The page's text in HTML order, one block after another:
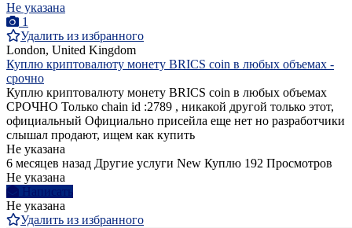
Не указана
1
Удалить из избранного
London, United Kingdom
Куплю криптовалюту монету BRICS coin в любых объемах -
срочно
Куплю криптовалюту монету BRICS coin в любых объемах
СРОЧНО Только chain id :2789 , никакой другой только этот,
официальный Официально присейла еще нет но разработчики
слышал продают, ищем как купить
Не указана
6 месяцев назад Другие услуги New Куплю 192 Просмотров
Не указана
Написать
Не указана
Удалить из избранного